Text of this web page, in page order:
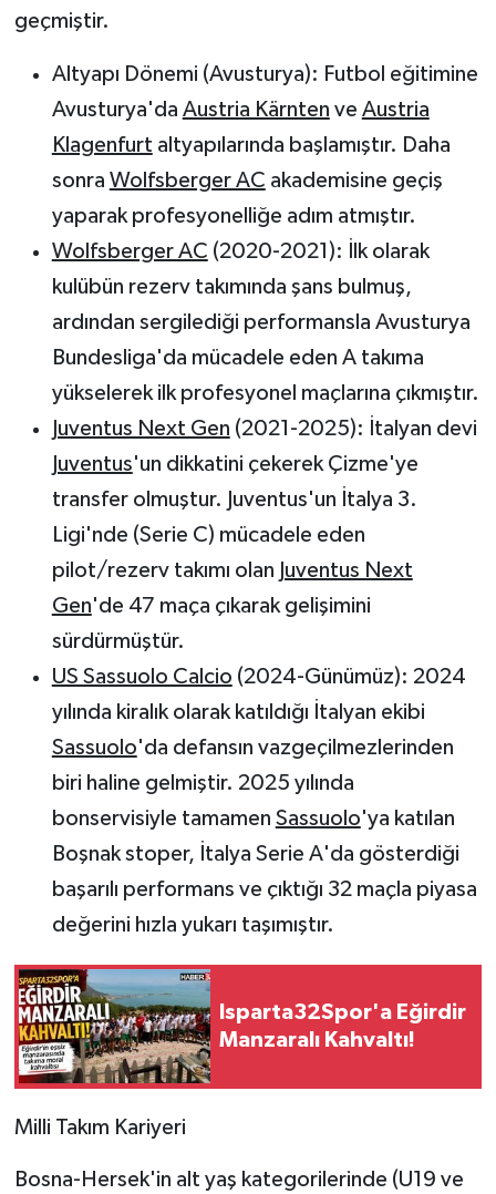
geçmiştir.
Altyapı Dönemi (Avusturya): Futbol eğitimine
Avusturya'da Austria Kärnten ve Austria
Klagenfurt altyapılarında başlamıştır. Daha
sonra Wolfsberger AC akademisine geçiş
yaparak profesyonelliğe adım atmıştır.
Wolfsberger AC (2020-2021): İlk olarak
kulübün rezerv takımında şans bulmuş,
ardından sergilediği performansla Avusturya
Bundesliga'da mücadele eden A takıma
yükselerek ilk profesyonel maçlarına çıkmıştır.
Juventus Next Gen (2021-2025): İtalyan devi
Juventus'un dikkatini çekerek Çizme'ye
transfer olmuştur. Juventus'un İtalya 3.
Ligi'nde (Serie C) mücadele eden
pilot/rezerv takımı olan Juventus Next
Gen'de 47 maça çıkarak gelişimini
sürdürmüştür.
US Sassuolo Calcio (2024-Günümüz): 2024
yılında kiralık olarak katıldığı İtalyan ekibi
Sassuolo'da defansın vazgeçilmezlerinden
biri haline gelmiştir. 2025 yılında
bonservisiyle tamamen Sassuolo'ya katılan
Boşnak stoper, İtalya Serie A'da gösterdiği
başarılı performans ve çıktığı 32 maçla piyasa
değerini hızla yukarı taşımıştır.
Isparta32Spor'a Eğirdir
Manzaralı Kahvaltı!
Milli Takım Kariyeri
Bosna-Hersek'in alt yaş kategorilerinde (U19 ve